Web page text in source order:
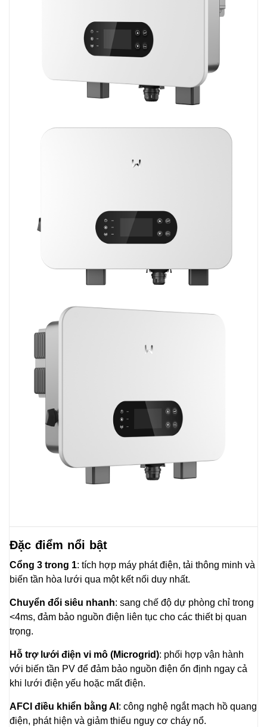
Đặc điểm nổi bật
Cổng 3 trong 1: tích hợp máy phát điện, tải thông minh và
biến tần hòa lưới qua một kết nối duy nhất.
Chuyển đổi siêu nhanh: sang chế độ dự phòng chỉ trong
<4ms, đảm bảo nguồn điện liên tục cho các thiết bị quan
trọng.
Hỗ trợ lưới điện vi mô (Microgrid): phối hợp vận hành
với biến tần PV để đảm bảo nguồn điện ổn định ngay cả
khi lưới điện yếu hoặc mất điện.
AFCI điều khiển bằng AI : công nghệ ngắt mạch hồ quang
điện, phát hiện và giảm thiểu nguy cơ cháy nổ.